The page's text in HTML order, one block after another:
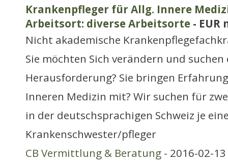
Krankenpfleger für Allg. Innere
Arbeitsort: diverse Arbeitsorte -
Nicht akademische
Sie möchten Sich verändern und suchen
Herausforderung? Sie bringen
Inneren Medizin mit? Wir suchen für
in der deutschsprachigen Schweiz je
Krankenschwester/pfleger
CB Vermittlung & Beratung - 2016-02-